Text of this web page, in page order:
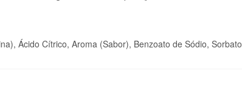
Ácido Cítrico, Aroma (Sabor), Benzoato de Sódio, Sorbato